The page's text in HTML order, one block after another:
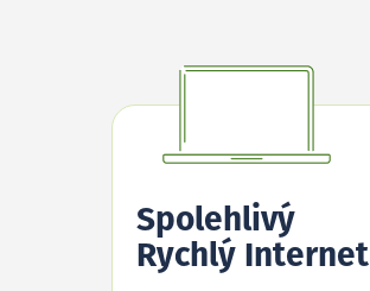
Spolehlivý
Rychlý Internet